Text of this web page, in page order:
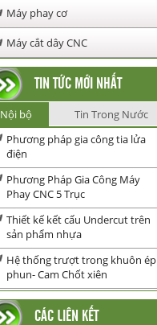
Máy phay cơ
Máy cắt dây CNC
TIN TỨC MỚI NHẤT
Nội bộ
Tin Trong Nước
Phương pháp gia công tia lửa
điện
Phương Pháp Gia Công Máy
Phay CNC 5 Trục
Thiết kế kết cấu Undercut trên
sản phẩm nhựa
Hệ thống trượt trong khuôn ép
phun- Cam Chốt xiên
CÁC LIÊN KẾT